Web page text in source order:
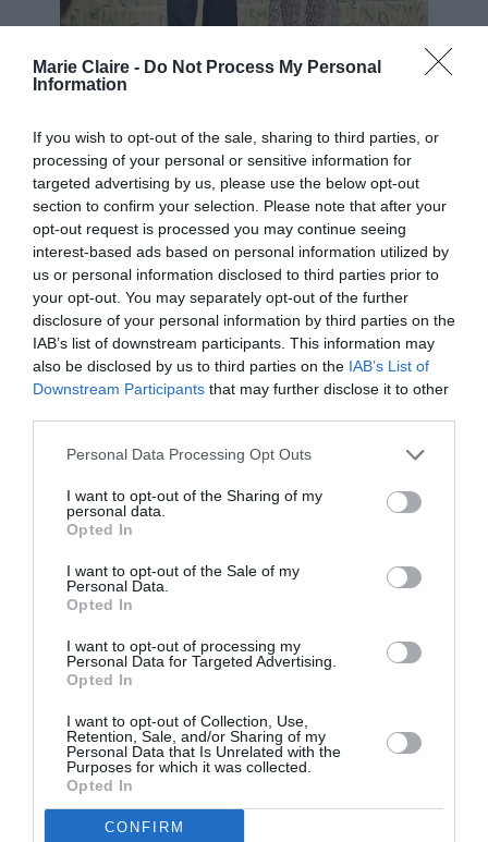
Marie Claire - Do Not Process My Personal
Information
If you wish to opt-out of the sale, sharing to third parties, or
processing of your personal or sensitive information for
targeted advertising by us, please use the below opt-out
section to confirm your selection. Please note that after your
opt-out request is processed you may continue seeing
interest-based ads based on personal information utilized by
us or personal information disclosed to third parties prior to
your opt-out. You may separately opt-out of the further
disclosure of your personal information by third parties on the
IAB’s list of downstream participants. This information may
also be disclosed by us to third parties on the IAB’s List of
Downstream Participants that may further disclose it to other
Personal Data Processing Opt Outs
I want to opt-out of the Sharing of my
personal data.
Opted In
I want to opt-out of the Sale of my
Personal Data.
Opted In
I want to opt-out of processing my
Personal Data for Targeted Advertising.
Opted In
I want to opt-out of Collection, Use,
Retention, Sale, and/or Sharing of my
Personal Data that Is Unrelated with the
Purposes for which it was collected.
Opted In
CONFIRM
Από κοινή εμφάνισή τους το 2021. Photo by James Devaney/GC
Images
Η ιστορία αγάπης τους ξεκίνησε το 2017, όταν η
Kravitz προσέλκυσε τον σταρ του «Magic Mike
για τον πρωταγωνιστικό ρόλο (Slater King) του
σκηνοθετικού ντεμπούτου της, του θρίλερ
Pussy Island». Αφού συνεργάστηκαν στο φιλμ
υπήρξαν για χρόνια φίλοι, μέχρι που
συνδέθηκαν ερωτικά το2021.
Δείτε το νέο βίντεο για τις διακοπές τους